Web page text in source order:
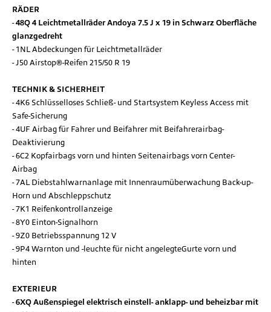
RÄDER
48Q 4 Leichtmetallräder Andoya 7.5 J x 19 in Schwarz Oberfläche
glanzgedreht
1NL Abdeckungen für Leichtmetallräder
J50 Airstop®-Reifen 215/50 R 19
TECHNIK & SICHERHEIT
4K6 Schlüsselloses Schließ- und Startsystem Keyless Access mit
Safe-Sicherung
4UF Airbag für Fahrer und Beifahrer mit Beifahrerairbag-
Deaktivierung
6C2 Kopfairbags vorn und hinten Seitenairbags vorn Center-
Airbag
7AL Diebstahlwarnanlage mit Innenraumüberwachung Back-up-
Horn und Abschleppschutz
7K1 Reifenkontrollanzeige
8Y0 Einton-Signalhorn
9Z0 Betriebsspannung 12 V
9P4 Warnton und -leuchte für nicht angelegteGurte vorn und
hinten
EXTERIEUR
6XQ Außenspiegel elektrisch einstell- anklapp- und beheizbar mit